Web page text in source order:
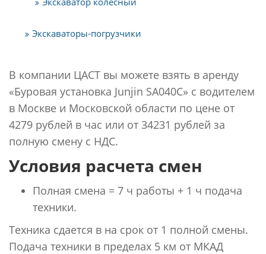
Экскаваторы-погрузчики
В компании ЦАСТ вы можете взять в аренду
«Буровая установка Junjin SA040C» с водителем
в Москве и Московской области по цене от
4279 рублей в час или от 34231 рублей за
полную смену с НДС.
Условия расчета смен
Полная смена = 7 ч работы + 1 ч подача
техники.
Техника сдается в на срок от 1 полной смены.
Подача техники в пределах 5 км от МКАД